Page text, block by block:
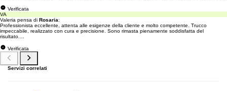
Verificata
VA
Valeria pensa di Rosaria:
Professionista eccellente, attenta alle esigenze della cliente e molto competente. Trucco
impeccabile, realizzato con cura e precisione. Sono rimasta pienamente soddisfatta del
risultato....
Verificata
Servizi correlati